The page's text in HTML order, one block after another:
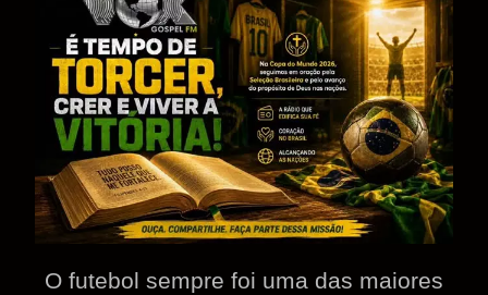
O futebol sempre foi uma das maiores